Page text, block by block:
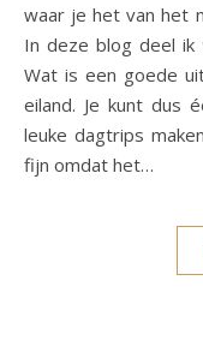
waar je het van het
In deze blog deel ik
Wat is een goede
eiland. Je kunt dus
leuke dagtrips
fijn omdat het…